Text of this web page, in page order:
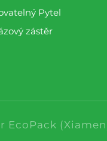
Pytel
zástěr